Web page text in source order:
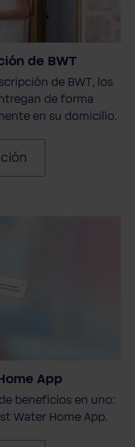
de BWT
de BWT, los
de forma
en su domicilio.
App
beneficios en uno:
Water Home App.